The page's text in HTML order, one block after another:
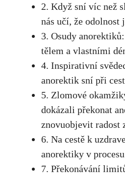
2. Když sní víc než‍
nás ‍učí, že odolnost
3. ⁢Osudy
tělem ⁣a vlastními
4. Inspirativní
anorektik sní ⁤při
5. Zlomové
dokázali překonat
znovuobjevit radost
6. Na cestě k
anorektiky v
7. Překonávání